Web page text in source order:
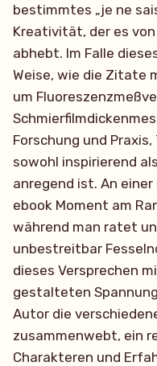
bestimmtes „je ne
Kreativität, der es
abhebt. Im Falle
Weise, wie die Zitate
um
Forschung und
sowohl inspirierend
anregend ist. An
ebook Moment am
während man ratet
unbestreitbar
dieses Versprechen
gestalteten
Autor die
zusammenwebt, ein
Charakteren und